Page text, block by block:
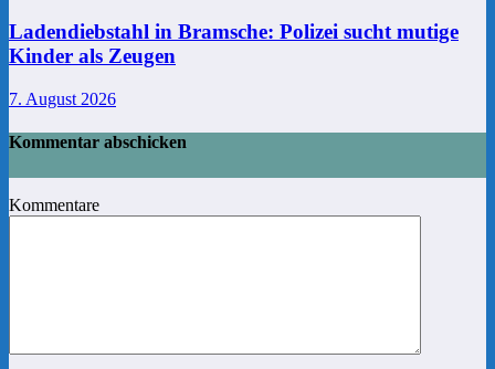
Ladendiebstahl in Bramsche: Polizei sucht mutige
Kinder als Zeugen
7. August 2026
Kommentar abschicken
Kommentare